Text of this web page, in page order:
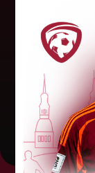
Par
labāko
Keita